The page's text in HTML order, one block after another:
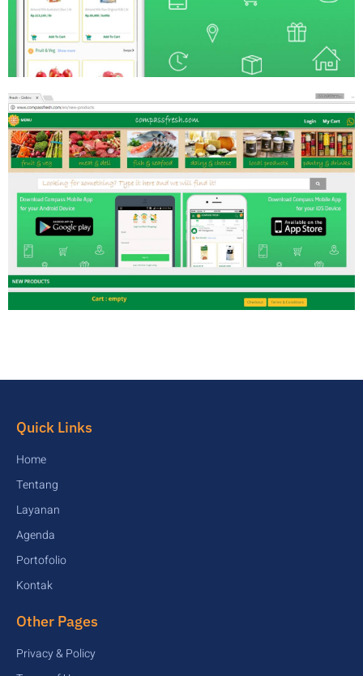
Quick Links
Home
Tentang
Layanan
Agenda
Portofolio
Kontak
Other Pages
Privacy & Policy